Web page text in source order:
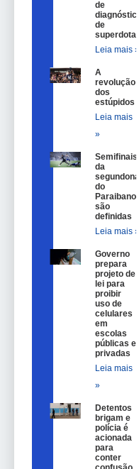
de
diagnóstico
de
Leia mais »
A
revolução
dos
estúpidos
Leia mais
»
Semifinais
da
segundona
do
Paraibano
são
definidas
Leia mais »
Governo
prepara
projeto de
lei para
proibir
uso de
celulares
em
escolas
públicas e
privadas
Leia mais
»
Detentos
brigam e
polícia é
acionada
para
conter